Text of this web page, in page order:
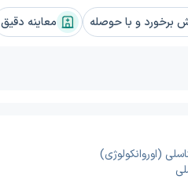
و با حوصله معاینه دقیق
(اوروانکولوژی)